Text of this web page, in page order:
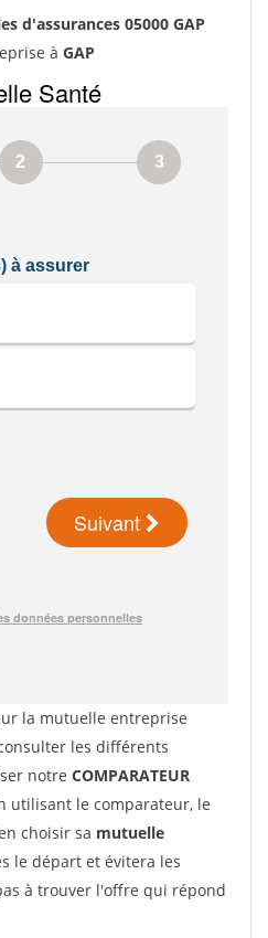
d'assurances 05000 GAP
à GAP
la mutuelle entreprise
les différents
notre COMPARATEUR
utilisant le comparateur, le
choisir sa mutuelle
le départ et évitera les
à trouver l'offre qui répond